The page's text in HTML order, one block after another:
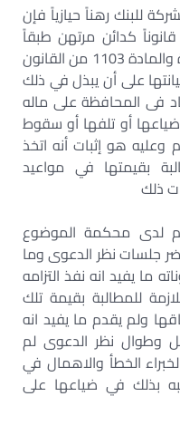
للبنك رهناً حيازياً فإن
كدائن مرتهن طبقاً
لحكم المادة 125 من قانون التجارة والمادة 1103 من القانون
على أن يبذل في ذلك
فى المحافظة على ماله
أو تلفها أو سقوط
وعليه هو إثبات أنه اتخذ
بقيمتها في مواعيد
ذلك
لدى محكمة الموضوع
جلسات نظر الدعوى وما
ما يفيد انه نفذ التزامه
للمطالبة بقيمة تلك
ولم يقدم ما يفيد انه
بل وطوال نظر الدعوى لم
الخطأ والاهمال في
بذلك في ضياعها على